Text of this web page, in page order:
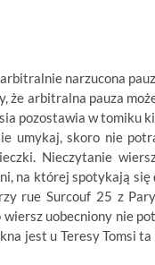
narzucona
że arbitralna pauza
pozostawia w tomiku
umykaj, skoro nie
Nieczytanie
na której spotykają
rue Surcouf 25 z
uobecniony nie
jest u Teresy Tomsi ta